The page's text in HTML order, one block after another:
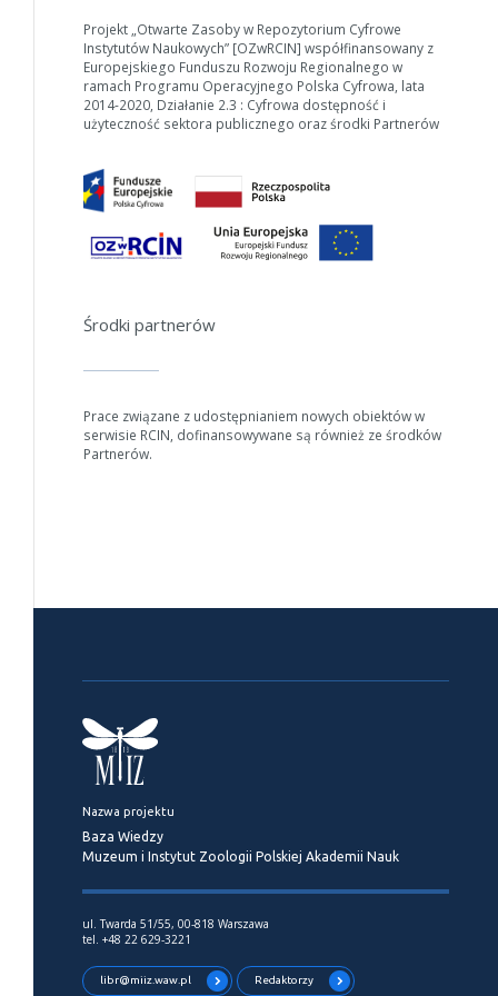
Projekt „Otwarte Zasoby w Repozytorium Cyfrowe
Instytutów Naukowych” [OZwRCIN] współfinansowany z
Europejskiego Funduszu Rozwoju Regionalnego w
ramach Programu Operacyjnego Polska Cyfrowa, lata
2014-2020, Działanie 2.3 : Cyfrowa dostępność i
użyteczność sektora publicznego oraz środki Partnerów
Środki partnerów
Prace związane z udostępnianiem nowych obiektów w
serwisie RCIN, dofinansowywane są również ze środków
Partnerów.
Nazwa projektu
Baza Wiedzy
Muzeum i Instytut Zoologii Polskiej Akademii Nauk
ul. Twarda 51/55, 00-818 Warszawa
tel. +48 22 629-3221
libr@miiz.waw.pl Redaktorzy